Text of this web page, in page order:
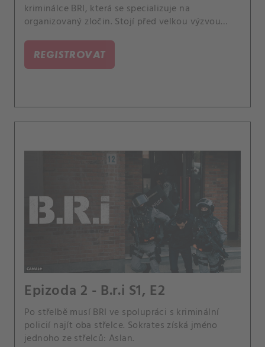
kriminálce BRI, která se specializuje na
organizovaný zločin. Stojí před velkou výzvou
REGISTROVAT
Epizoda 2 - B.r.i S1, E2
Po střelbě musí BRI ve spolupráci s kriminální
policií najít oba střelce. Sokrates získá jméno
jednoho ze střelců: Aslan.